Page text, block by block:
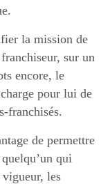
la mission de
sur un
encore, le
pour lui de
franchisés.
de permettre
qui
les